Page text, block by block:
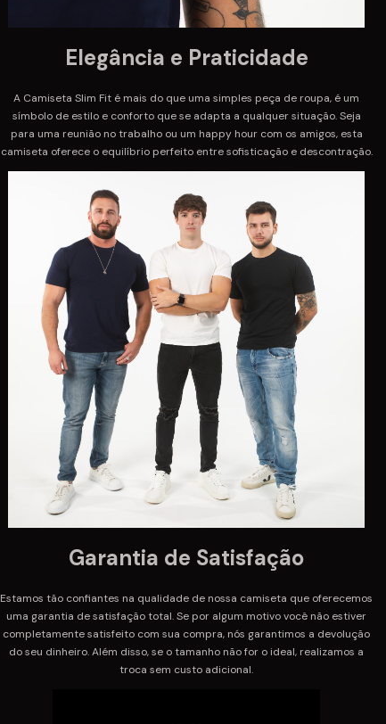
Elegância e Praticidade
A Camiseta Slim Fit é mais do que uma simples peça de roupa, é um
símbolo de estilo e conforto que se adapta a qualquer situação. Seja
para uma reunião no trabalho ou um happy hour com os amigos, esta
camiseta oferece o equilíbrio perfeito entre sofisticação e descontração.
Garantia de Satisfação
Estamos tão confiantes na qualidade de nossa camiseta que oferecemos
uma garantia de satisfação total. Se por algum motivo você não estiver
completamente satisfeito com sua compra, nós garantimos a devolução
do seu dinheiro. Além disso, se o tamanho não for o ideal, realizamos a
troca sem custo adicional.